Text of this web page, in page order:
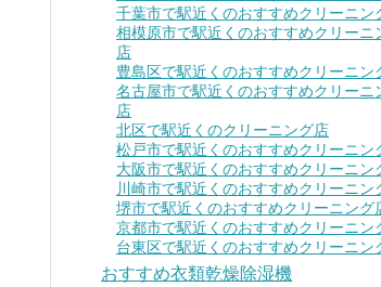
千葉市で駅近くのおすすめクリーニン
相模原市で駅近くのおすすめクリーニ
店
豊島区で駅近くのおすすめクリーニン
名古屋市で駅近くのおすすめクリーニ
店
北区で駅近くのクリーニング店
松戸市で駅近くのおすすめクリーニン
大阪市で駅近くのおすすめクリーニン
川崎市で駅近くのおすすめクリーニン
堺市で駅近くのおすすめクリーニング
京都市で駅近くのおすすめクリーニン
台東区で駅近くのおすすめクリーニン
おすすめ衣類乾燥除湿機